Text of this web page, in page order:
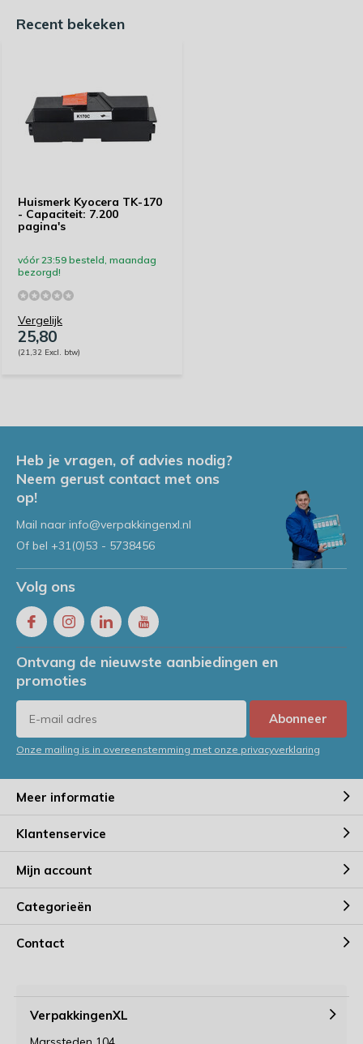
Recent bekeken
Huismerk Kyocera TK-170
- Capaciteit: 7.200
pagina's
vóór 23:59 besteld, maandag
bezorgd!
Vergelijk
25,80
(21,32 Excl. btw)
Heb je vragen, of advies nodig?
Neem gerust contact met ons
op!
Mail naar info@verpakkingenxl.nl
Of bel +31(0)53 - 5738456
Volg ons
Ontvang de nieuwste aanbiedingen en
promoties
Abonneer
Onze mailing is in overeenstemming met onze privacyverklaring
Meer informatie
Klantenservice
Mijn account
Categorieën
Contact
VerpakkingenXL